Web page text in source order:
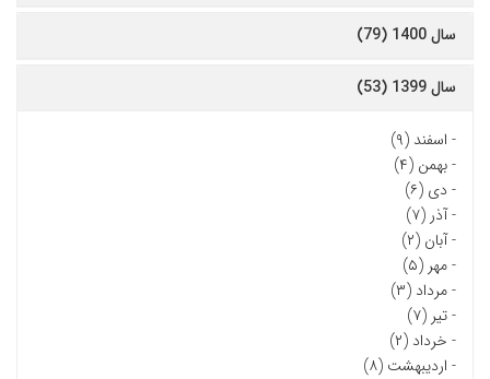
سال 1400 (79)
سال 1399 (53)
- اسفند (۹)
-بهمن (۴)
- دی (۶)
-آذر (۷)
-آبان (۲)
-مهر (۵)
-مرداد (۳)
-تیر (۷)
- خرداد (۲)
- اردیبهشت (۸)